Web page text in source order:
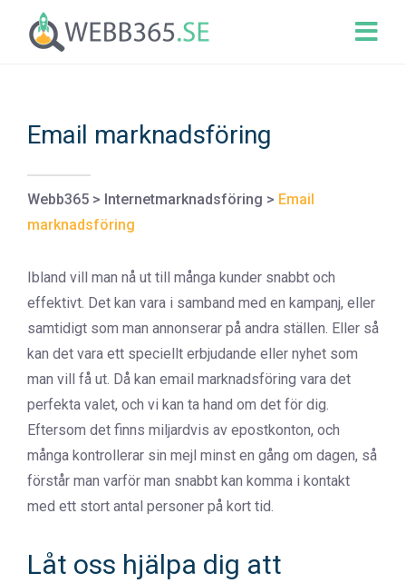
Email marknadsföring
Webb365 > Internetmarknadsföring > Email
marknadsföring
Ibland vill man nå ut till många kunder snabbt och
effektivt. Det kan vara i samband med en kampanj, eller
samtidigt som man annonserar på andra ställen. Eller så
kan det vara ett speciellt erbjudande eller nyhet som
man vill få ut. Då kan email marknadsföring vara det
perfekta valet, och vi kan ta hand om det för dig.
Eftersom det finns miljardvis av epostkonton, och
många kontrollerar sin mejl minst en gång om dagen, så
förstår man varför man snabbt kan komma i kontakt
med ett stort antal personer på kort tid.
Låt oss hjälpa dig att